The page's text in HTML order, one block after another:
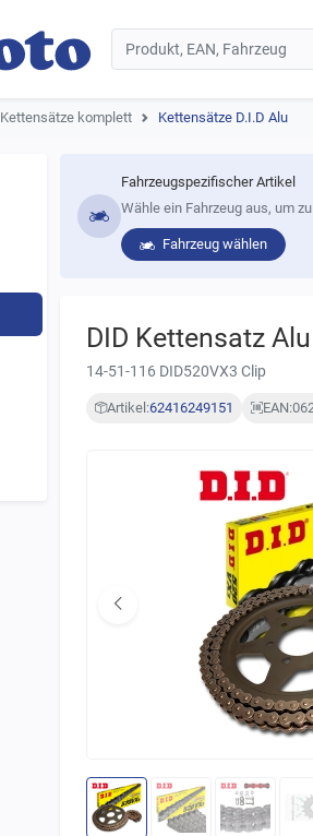
Kettensätze komplett Kettensätze D.I.D Alu
Fahrzeugspezifischer Artikel
Wähle ein Fahrzeug aus, um
Fahrzeug wählen
DID Kettensatz
14-51-116 DID520VX3 Clip
Artikel:62416249151 EAN: